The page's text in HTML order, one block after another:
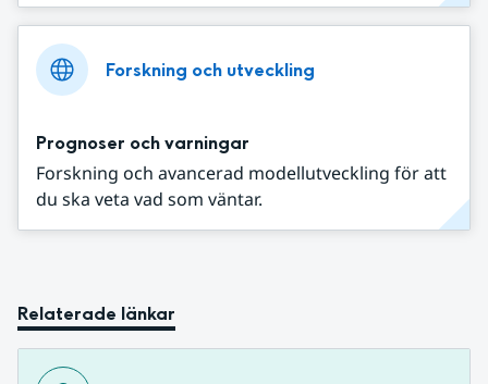
Forskning och utveckling
Prognoser och varningar
Forskning och avancerad modellutveckling för att
du ska veta vad som väntar.
Relaterade länkar